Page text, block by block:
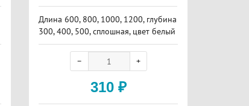
Длина 600, 800, 1000, 1200, глубина
300, 400, 500, сплошная, цвет белый
310 ₽